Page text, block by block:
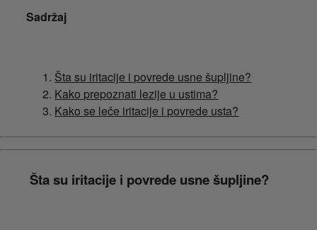
Sadržaj
Šta su iritacije i povrede usne šupljine?
Kako prepoznati lezije u ustima?
Kako se leče iritacije i povrede usta?
Šta su iritacije i povrede usne šupljine?